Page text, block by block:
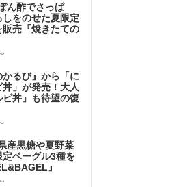
ん酢でさっぱ
しをのせた夏限定
売『焼きたての
かるび』から「に
丼」が発売！大人
丼」も待望の復
産黒糖や夏野菜
定ベーグル3種を
』